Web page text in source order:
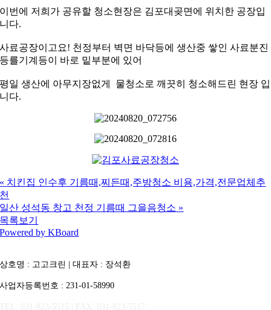
이번에 저희가 공유할 청소현장은 김포대곶면에 위치한 공장입
니다.
사료공장이고요! 천정부터 벽면 바닥등에 생산중 쌓인 사료분진
등를기계등이 바로 밑부분에 있어
평일 생산에 아무지장없게 물청소로 깨끗히 청소해드린 현장 입
니다.
« 치킨집 인수후 기름때,찌든때,주방청소 비용,가격,전문업체추
천
일산 성석동 창고 천정 기름때 그을음청소 »
목록보기
Powered by KBoard
상호명 : 고고크린 | 대표자 : 장석환
사업자등록번호 : 231-01-58990